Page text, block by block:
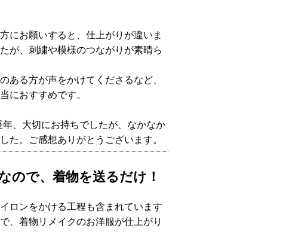
にお願いすると、仕上がりが違いま
が、刺繍や模様のつながりが素晴ら
る方が声をかけてくださるなど、
におすすめです。
、大切にお持ちでしたが、なかなか
た。ご感想ありがとうございます。
ので、着物を送るだけ！
ロンをかける工程も含まれています
、着物リメイクのお洋服が仕上がり